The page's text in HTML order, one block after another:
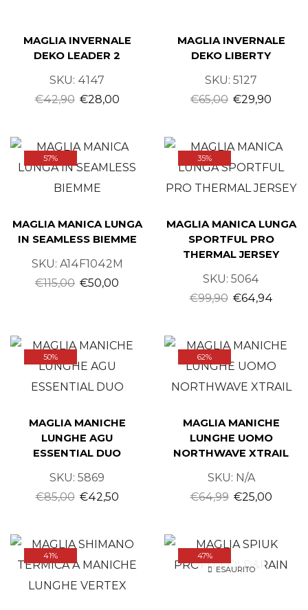
MAGLIA INVERNALE
DEKO LEADER 2
SKU: 4147
€42,90 €28,00
MAGLIA INVERNALE
DEKO LIBERTY
SKU: 5127
€65,00 €29,90
57%
MAGLIA MANICA LUNGA
IN SEAMLESS BIEMME
SKU: A14F1042M
€115,00 €50,00
35%
MAGLIA MANICA LUNGA
SPORTFUL PRO
THERMAL JERSEY
SKU: 5064
€99,90 €64,94
50%
MAGLIA MANICHE
LUNGHE AGU
ESSENTIAL DUO
SKU: 5869
€85,00 €42,50
62%
MAGLIA MANICHE
LUNGHE UOMO
NORTHWAVE XTRAIL
SKU: N/A
€64,99 €25,00
41%
47%
ESAURITO